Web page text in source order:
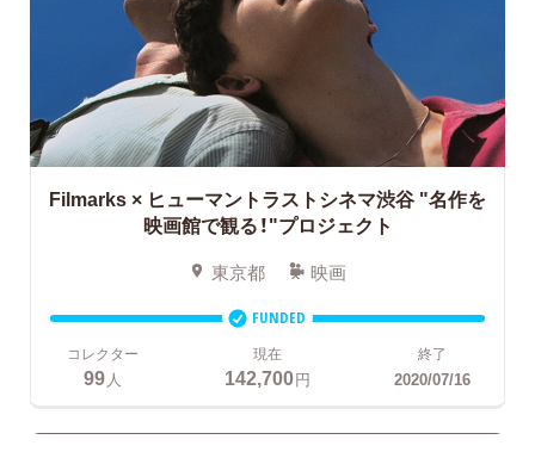
Filmarks × ヒューマントラストシネマ渋谷 "名作を
映画館で観る！"プロジェクト
東京都 映画
FUNDED
コレクター
99 人
現在
142,700円
終了
2020/07/16